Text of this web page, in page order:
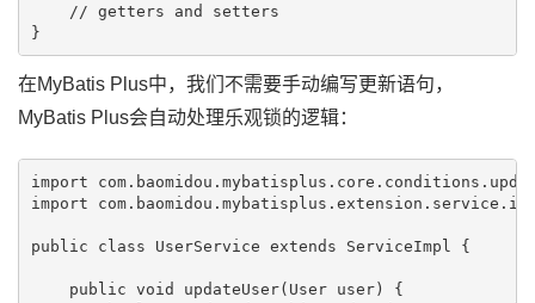
    // getters and setters
在MyBatis Plus中，我们不需要手动编写更新语句，
MyBatis Plus会自动处理乐观锁的逻辑：
import
import
public class UserService extends ServiceImpl {
    public void updateUser(User user) {